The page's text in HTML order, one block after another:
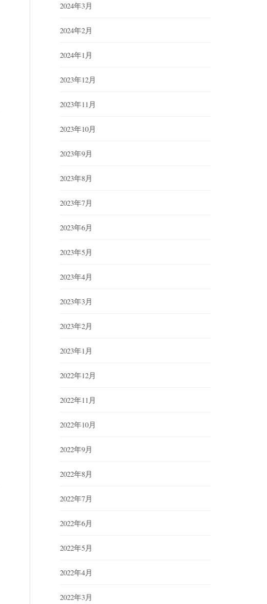
2024年3月
2024年2月
2024年1月
2023年12月
2023年11月
2023年10月
2023年9月
2023年8月
2023年7月
2023年6月
2023年5月
2023年4月
2023年3月
2023年2月
2023年1月
2022年12月
2022年11月
2022年10月
2022年9月
2022年8月
2022年7月
2022年6月
2022年5月
2022年4月
2022年3月